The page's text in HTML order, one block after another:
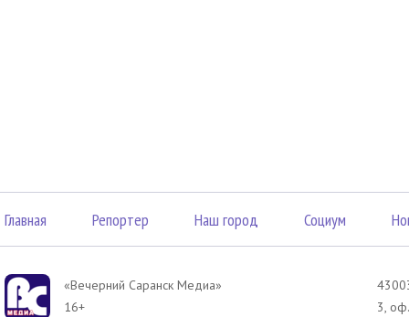
Главная Репортер Наш город Социум
«Вечерний Саранск Mедиа»
16+
3,